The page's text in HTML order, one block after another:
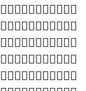
𖜱𖜲𖜳𖜴𖜵𖜶𖜷𖜸𖜹𖜺𖜻
𖝏𖝐𖝑𖝒𖝓𖝔𖝕𖝖𖝗𖝘𖝙
𖝭𖝮𖝯𖝰𖝱𖝲𖝳𖝴𖝵𖝶𖝷
𖞋𖞌𖞍𖞎𖞏𖞐𖞑𖞒𖞓𖞔𖞕
𖞩𖞪𖞫𖞬𖞭𖞮𖞯𖞰𖞱𖞲𖞳